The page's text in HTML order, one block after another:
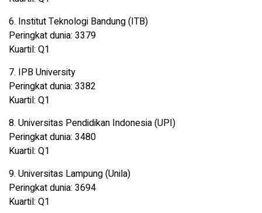
6. Institut Teknologi Bandung (ITB)
Peringkat dunia: 3379
Kuartil: Q1
7. IPB University
Peringkat dunia: 3382
Kuartil: Q1
8. Universitas Pendidikan Indonesia (UPI)
Peringkat dunia: 3480
Kuartil: Q1
9. Universitas Lampung (Unila)
Peringkat dunia: 3694
Kuartil: Q1